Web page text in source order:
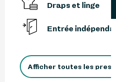
Draps et linge
Entrée
Afficher toutes les